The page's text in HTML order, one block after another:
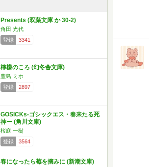
Presents (双葉文庫 か 30-2)
角田 光代
登録
3341
檸檬のころ (幻冬舎文庫)
豊島 ミホ
登録
2897
GOSICKs-ゴシックエス・春来たる死
神ー (角川文庫)
桜庭 一樹
登録
3564
春になったら莓を摘みに (新潮文庫)